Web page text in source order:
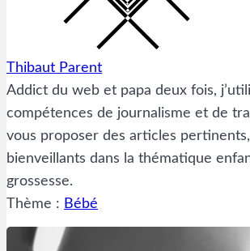
Thibaut Parent
Addict du web et papa deux fois,
compétences de journalisme et de
vous proposer des articles
bienveillants dans la thématique
grossesse.
Thème : Bébé